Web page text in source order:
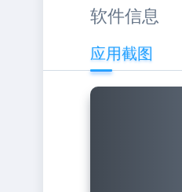
软件信息
应用截图